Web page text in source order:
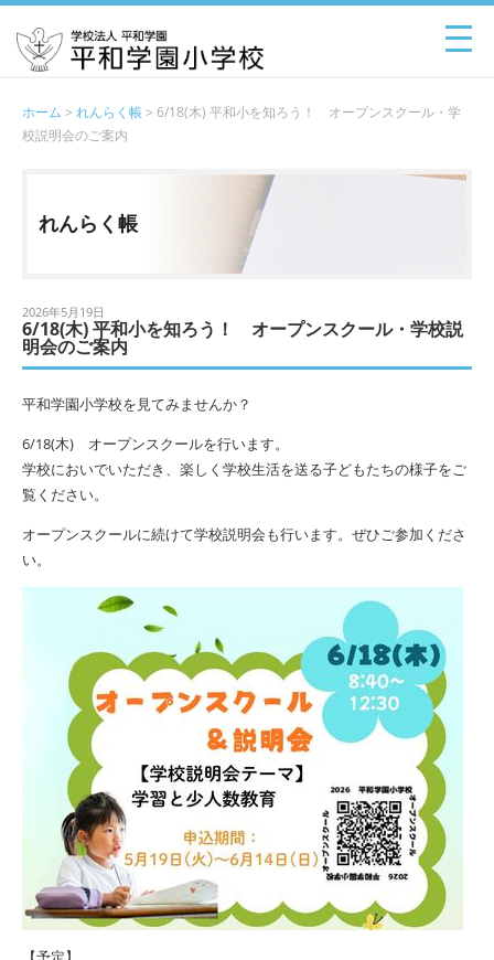
ホーム > れんらく帳> 6/18(木) 平和小を知ろう！ オープンスクール・学
校説明会のご案内
れんらく帳
2026年5月19日
6/18(木) 平和小を知ろう！ オープンスクール・学校説
明会のご案内
平和学園小学校を見てみませんか？
6/18(木) オープンスクールを行います。
学校においでいただき、楽しく学校生活を送る子どもたちの様子をご
覧ください。
オープンスクールに続けて学校説明会も行います。ぜひご参加くださ
い。